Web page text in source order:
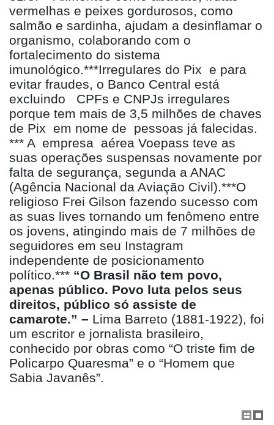
vermelhas e peixes gordurosos, como
salmão e sardinha, ajudam a desinflamar o
organismo, colaborando com o
fortalecimento do sistema
imunológico.***Irregulares do Pix e para
evitar fraudes, o Banco Central está
excluindo CPFs e CNPJs irregulares
porque tem mais de 3,5 milhões de chaves
de Pix em nome de pessoas já falecidas.
*** A empresa aérea Voepass teve as
suas operações suspensas novamente por
falta de segurança, segunda a ANAC
(Agência Nacional da Aviação Civil).***O
religioso Frei Gilson fazendo sucesso com
as suas lives tornando um fenômeno entre
os jovens, atingindo mais de 7 milhões de
seguidores em seu Instagram
independente de posicionamento
político.*** “O Brasil não tem povo,
apenas público. Povo luta pelos seus
direitos, público só assiste de
camarote.” – Lima Barreto (1881-1922), foi
um escritor e jornalista brasileiro,
conhecido por obras como “O triste fim de
Policarpo Quaresma” e o “Homem que
Sabia Javanês”.